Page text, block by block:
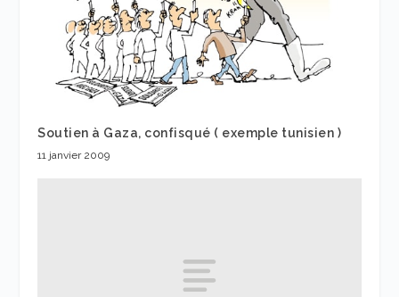
Soutien à Gaza, confisqué ( exemple tunisien )
11 janvier 2009